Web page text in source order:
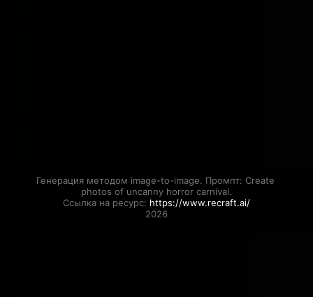
Генерация методом image-to-image. Промпт: Create
photos of uncanny horror carnival.
Ссылка на ресурс: https://www.recraft.ai/
2026